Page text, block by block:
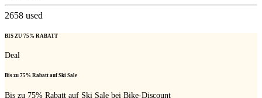
2658 used
BIS ZU 75% RABATT
Deal
Bis zu 75% Rabatt auf Ski Sale
Bis zu 75% Rabatt auf Ski Sale bei Bike-Discount